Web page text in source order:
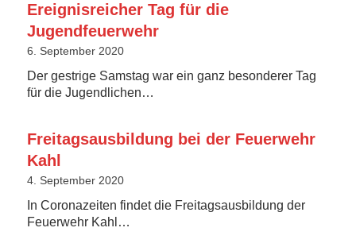
Ereignisreicher Tag für die
Jugendfeuerwehr
6. September 2020
Der gestrige Samstag war ein ganz besonderer Tag
für die Jugendlichen…
Freitagsausbildung bei der Feuerwehr
Kahl
4. September 2020
In Coronazeiten findet die Freitagsausbildung der
Feuerwehr Kahl…